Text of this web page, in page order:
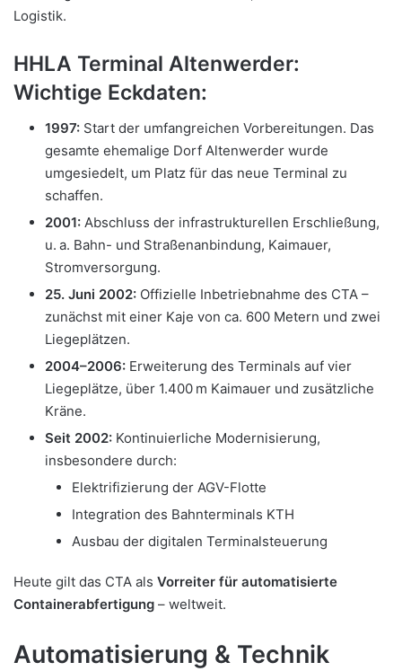
Logistik.
HHLA Terminal Altenwerder:
Wichtige Eckdaten:
1997: Start der umfangreichen Vorbereitungen. Das
gesamte ehemalige Dorf Altenwerder wurde
umgesiedelt, um Platz für das neue Terminal zu
schaffen.
2001: Abschluss der infrastrukturellen Erschließung,
u. a. Bahn- und Straßenanbindung, Kaimauer,
Stromversorgung.
25. Juni 2002: Offizielle Inbetriebnahme des CTA –
zunächst mit einer Kaje von ca. 600 Metern und zwei
Liegeplätzen.
2004–2006: Erweiterung des Terminals auf vier
Liegeplätze, über 1.400 m Kaimauer und zusätzliche
Kräne.
Seit 2002: Kontinuierliche Modernisierung,
insbesondere durch:
Elektrifizierung der AGV-Flotte
Integration des Bahnterminals KTH
Ausbau der digitalen Terminalsteuerung
Heute gilt das CTA als Vorreiter für automatisierte
Containerabfertigung – weltweit.
Automatisierung & Technik